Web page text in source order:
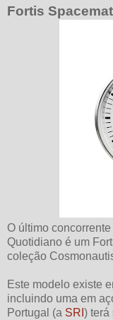
Fortis
O último
Quotidiano é um
coleção
Este modelo existe
incluindo uma em
Portugal (a SRI ) terá